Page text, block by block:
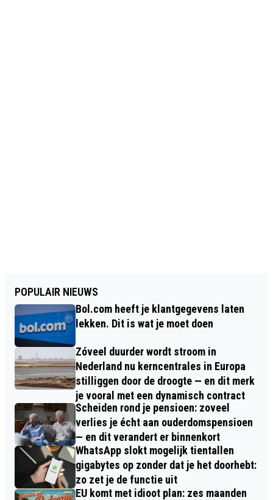
POPULAIR NIEUWS
Bol.com heeft je klantgegevens laten
lekken. Dit is wat je moet doen
Zóveel duurder wordt stroom in
Nederland nu kerncentrales in Europa
stilliggen door de droogte — en dit merk
je vooral met een dynamisch contract
Scheiden rond je pensioen: zoveel
verlies je écht aan ouderdomspensioen
— en dit verandert er binnenkort
WhatsApp slokt mogelijk tientallen
gigabytes op zonder dat je het doorhebt:
zo zet je de functie uit
EU komt met idioot plan: zes maanden